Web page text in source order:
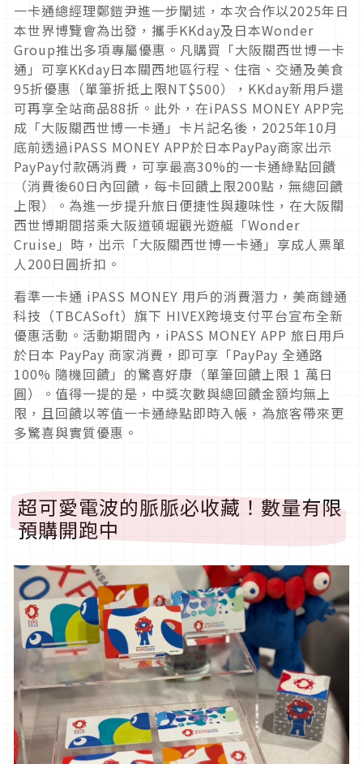
一卡通總經理鄭鎧尹進一步闡述，本次合作以2025年日
本世界博覽會為出發，攜手KKday及日本Wonder
Group推出多項專屬優惠。凡購買「大阪關西世博一卡
通」可享KKday日本關西地區行程、住宿、交通及美食
95折優惠（單筆折抵上限NT$500），KKday新用戶還
可再享全站商品88折。此外，在iPASS MONEY APP完
成「大阪關西世博一卡通」卡片記名後，2025年10月
底前透過iPASS MONEY APP於日本PayPay商家出示
PayPay付款碼消費，可享最高30%的一卡通綠點回饋
（消費後60日內回饋，每卡回饋上限200點，無總回饋
上限）。為進一步提升旅日便捷性與趣味性，在大阪關
西世博期間搭乘大阪道頓堀觀光遊艇「Wonder
Cruise」時，出示「大阪關西世博一卡通」享成人票單
人200日圓折扣。
看準一卡通 iPASS MONEY 用戶的消費潛力，美商鏈通
科技（TBCASoft）旗下 HIVEX跨境支付平台宣布全新
優惠活動。活動期間內，iPASS MONEY APP 旅日用戶
於日本 PayPay 商家消費，即可享「PayPay 全通路
100% 隨機回饋」的驚喜好康（單筆回饋上限 1 萬日
圓）。值得一提的是，中獎次數與總回饋金額均無上
限，且回饋以等值一卡通綠點即時入帳，為旅客帶來更
多驚喜與實質優惠。
超可愛電波的脈脈必收藏！數量有限
預購開跑中